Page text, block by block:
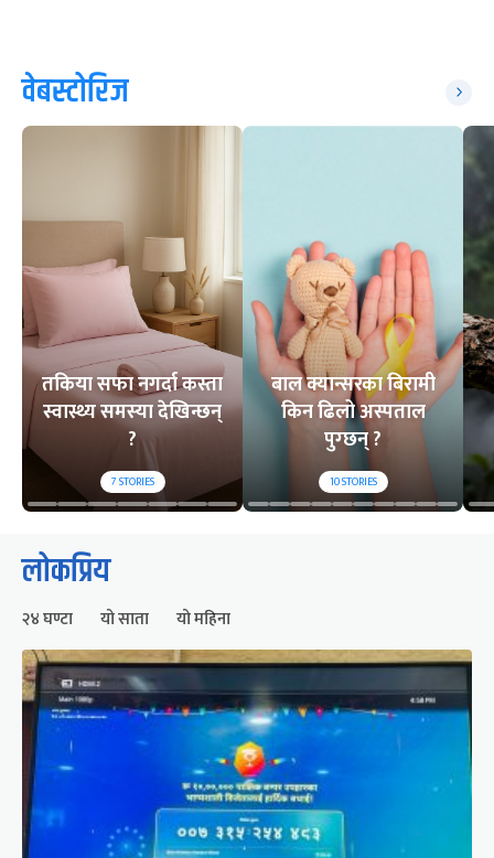
वेबस्टोरिज
तकिया सफा नगर्दा कस्ता
स्वास्थ्य समस्या देखिन्छन्
?
7STORIES
बाल क्यान्सरका बिरामी
किन ढिलो अस्पताल
पुग्छन् ?
10STORIES
लोकप्रिय
२४ घण्टा यो साता यो महिना